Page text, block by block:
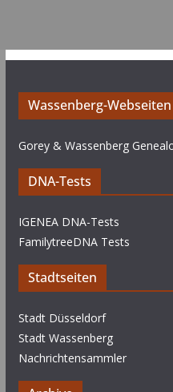
Wassenberg-Webseiten
Gorey & Wassenberg
DNA-Tests
IGENEA DNA-Tests
FamilytreeDNA Tests
Stadtseiten
Stadt Düsseldorf
Stadt Wassenberg
Nachrichtensammler